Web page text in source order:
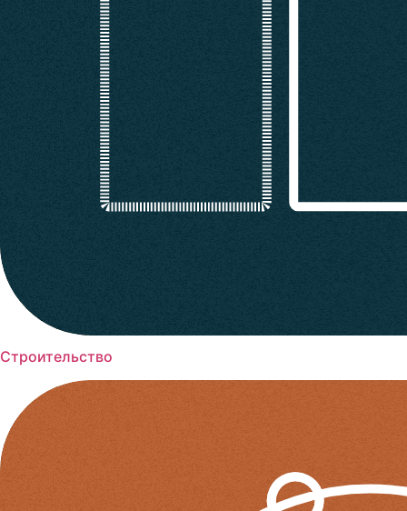
Строительство